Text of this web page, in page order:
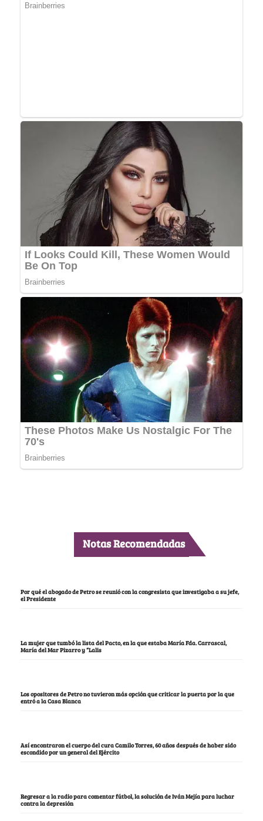
Notas Recomendadas
Por qué el abogado de Petro se reunió con la congresista que investigaba a su jefe,
el Presidente
La mujer que tumbó la lista del Pacto, en la que estaba María Fda. Carrascal,
María del Mar Pizarro y “Lalis
Los opositores de Petro no tuvieron más opción que criticar la puerta por la que
entró a la Casa Blanca
Así encontraron el cuerpo del cura Camilo Torres, 60 años después de haber sido
escondido por un general del Ejército
Regresar a la radio para comentar fútbol, la solución de Iván Mejía para luchar
contra la depresión